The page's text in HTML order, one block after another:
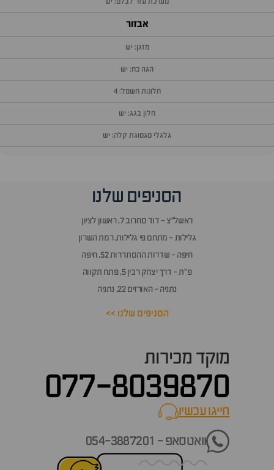
אבזור
מזגן: יש
הגה כח: יש
חלונות חשמל: 4
חלון בגג: יש
גלגלי סגסוגת קלה: יש
הסניפים שלנו
ראשל״צ - דוד סחרוב 7, ראשון לציון
גלילות - מתחם פי גלילות, רמת השרון
חיפה - שדרות ההסתדרות 52, חיפה
פ״ת - דרך יצחק רבין 5, פתח תקווה
נתניה - האורזים 22, נתניה
הסניפים שלנו >>
מוקד מכירות
077-8039870
חייגו עכשיוcall now
וואטסאפ - 054-3887201